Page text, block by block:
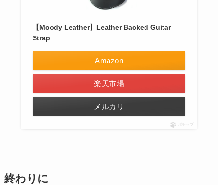
【Moody Leather】Leather Backed Guitar
Strap
Amazon
楽天市場
メルカリ
ポチップ
終わりに